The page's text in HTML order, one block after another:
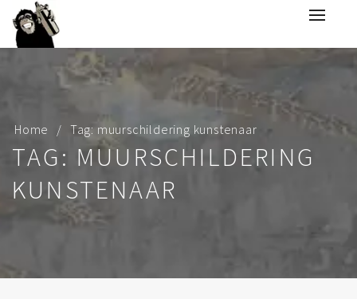
Home Tag: muurschildering kunstenaar
TAG: MUURSCHILDERING
KUNSTENAAR